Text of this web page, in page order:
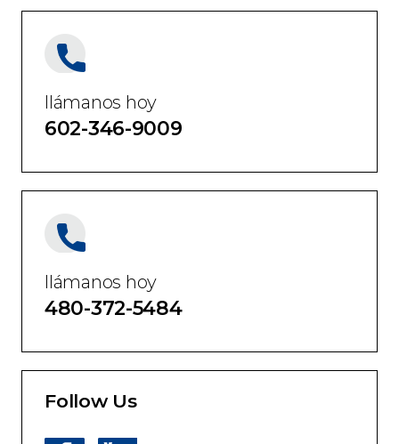
llámanos hoy
602-346-9009
llámanos hoy
480-372-5484
Follow Us